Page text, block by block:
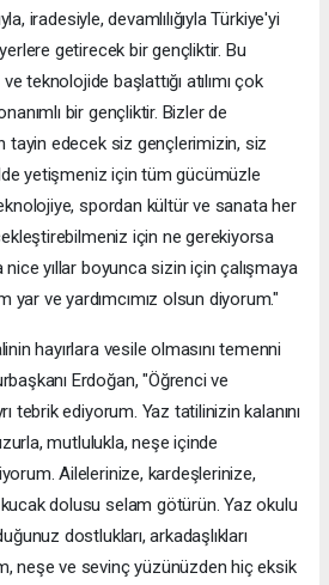
iradesiyle, devamlılığıyla Türkiye'yi
getirecek bir gençliktir. Bu
teknolojide başlattığı atılımı çok
bir gençliktir. Bizler de
tayin edecek siz gençlerimizin, siz
yetişmeniz için tüm gücümüzle
spordan kültür ve sanata her
için ne gerekiyorsa
nice yıllar boyunca sizin için çalışmaya
yar ve yardımcımız olsun diyorum."
hayırlara vesile olmasını temenni
Erdoğan, "Öğrenci ve
tebrik ediyorum. Yaz tatilinizin kalanını
mutlulukla, neşe içinde
Ailelerinize, kardeşlerinize,
kucak dolusu selam götürün. Yaz okulu
dostlukları, arkadaşlıkları
neşe ve sevinç yüzünüzden hiç eksik